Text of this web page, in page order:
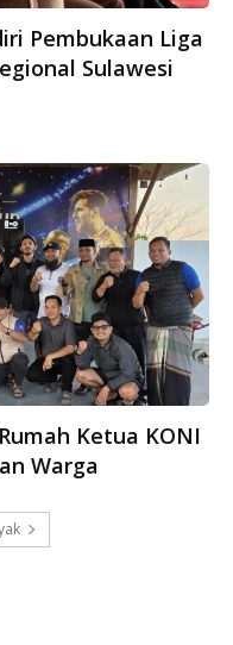
Pembukaan Liga
Sulawesi
Ketua KONI
Warga